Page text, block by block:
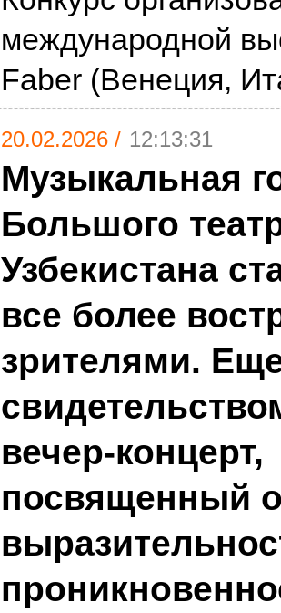
международной
Faber (Венеция,
20.02.2026 / 12:13:31
Музыкальная
Большого
Узбекистана
все более
зрителями.
вечер-концерт,
посвященный